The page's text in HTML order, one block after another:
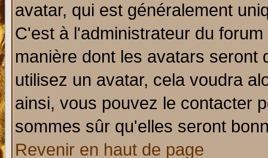
avatar, qui est généralement
C'est à l'administrateur du
manière dont les avatars seront
utilisez un avatar, cela voudra
ainsi, vous pouvez le contacter
sommes sûr qu'elles seront
Revenir en haut de page